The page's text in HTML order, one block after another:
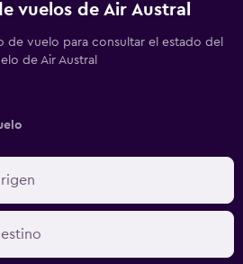
vuelos de Air Austral
de vuelo para consultar el estado del
de Air Austral